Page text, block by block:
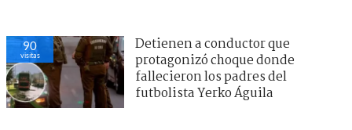
90
visitas
Detienen a conductor que
protagonizó choque donde
fallecieron los padres del
futbolista Yerko Águila